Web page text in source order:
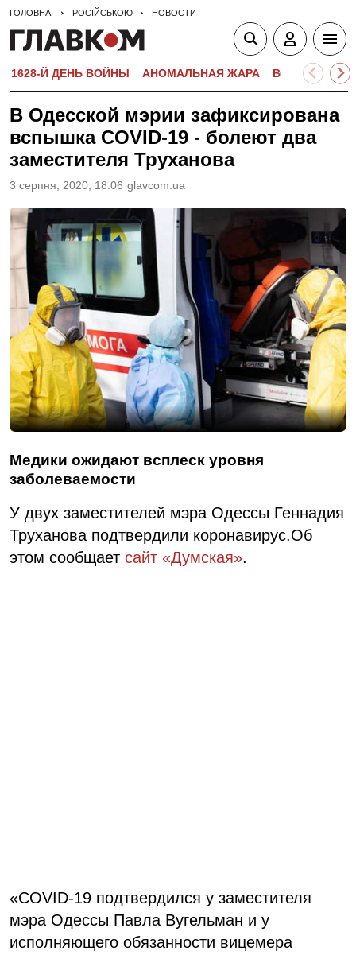
ГОЛОВНА РОСІЙСЬКОЮ НОВОСТИ
1628-Й ДЕНЬ ВОЙНЫ АНОМАЛЬНАЯ ЖАРА
В Одесской мэрии зафиксирована
вспышка COVID-19 - болеют два
заместителя Труханова
3 серпня, 2020, 18:06 glavcom.ua
Медики ожидают всплеск уровня
заболеваемости
У двух заместителей мэра Одессы Геннадия
Труханова подтвердили коронавирус.Об
этом сообщает сайт «Думская».
«COVID-19 подтвердился у заместителя
мэра Одессы Павла Вугельман и у
исполняющего обязанности вицемера